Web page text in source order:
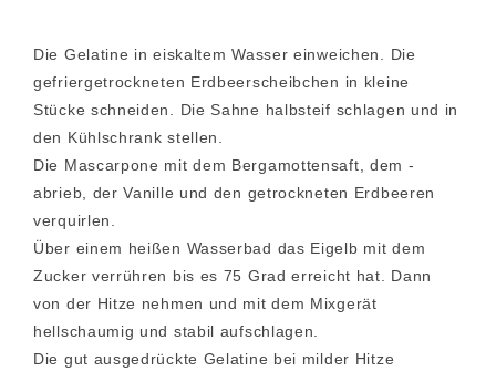
Die Gelatine in eiskaltem Wasser einweichen. Die
gefriergetrockneten Erdbeerscheibchen in kleine
Stücke schneiden. Die Sahne halbsteif schlagen und in
den Kühlschrank stellen.
Die Mascarpone mit dem Bergamottensaft, dem -
abrieb, der Vanille und den getrockneten Erdbeeren
verquirlen.
Über einem heißen Wasserbad das Eigelb mit dem
Zucker verrühren bis es 75 Grad erreicht hat. Dann
von der Hitze nehmen und mit dem Mixgerät
hellschaumig und stabil aufschlagen.
Die gut ausgedrückte Gelatine bei milder Hitze